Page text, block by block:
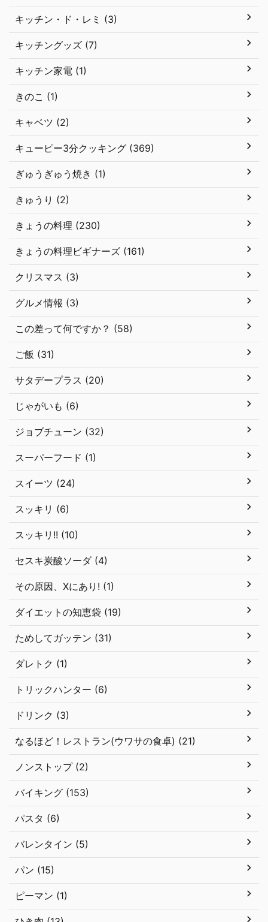
キッチン・ド・レミ (3)
キッチングッズ (7)
キッチン家電 (1)
きのこ (1)
キャベツ (2)
キューピー3分クッキング (369)
ぎゅうぎゅう焼き (1)
きゅうり (2)
きょうの料理 (230)
きょうの料理ビギナーズ (161)
クリスマス (3)
グルメ情報 (3)
この差って何ですか？ (58)
ご飯 (31)
サタデープラス (20)
じゃがいも (6)
ジョブチューン (32)
スーパーフード (1)
スイーツ (24)
スッキリ (6)
スッキリ!! (10)
セスキ炭酸ソーダ (4)
その原因、Xにあり! (1)
ダイエットの知恵袋 (19)
ためしてガッテン (31)
ダレトク (1)
トリックハンター (6)
ドリンク (3)
なるほど！レストラン(ウワサの食卓) (21)
ノンストップ (2)
バイキング (153)
パスタ (6)
バレンタイン (5)
パン (15)
ピーマン (1)